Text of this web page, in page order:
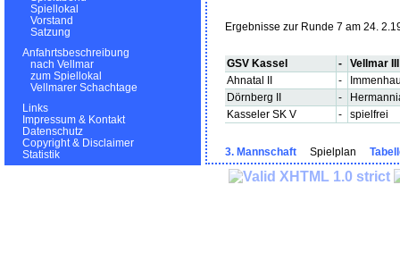
Spiellokal
Vorstand
Satzung
Anfahrtsbeschreibung
nach Vellmar
zum Spiellokal
Vellmarer Schachtage
Links
Impressum & Kontakt
Datenschutz
Copyright & Disclaimer
Statistik
Ergebnisse zur Runde 7 am 24.
GSV Kassel -
Vellmar III
Ahnatal II
-
Dörnberg II
-
Kasseler SK V
- spielfrei
3. Mannschaft Spielplan